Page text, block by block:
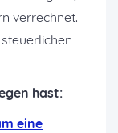
verrechnet.
hast:
eine